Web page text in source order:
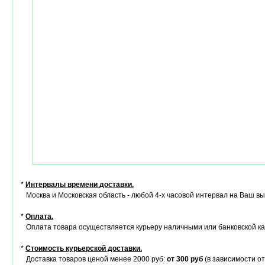
* Интервалы времени доставки.
Москва и Московская область - любой 4-х часовой интервал на Ваш
* Оплата.
Оплата товара осуществляется курьеру наличными или банковской
* Стоимость курьерской доставки.
Доставка товаров ценой менее 2000 руб: от 300 руб (в зависимости